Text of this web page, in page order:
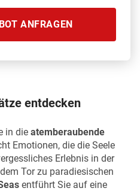
ANFRAGEN
entdecken
in die atemberaubende
Emotionen, die die Seele
Erlebnis in der
Tor zu paradiesischen
entführt Sie auf eine